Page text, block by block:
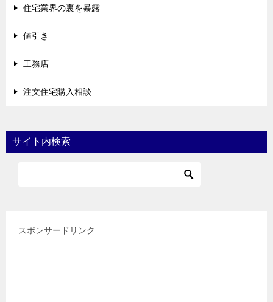
住宅業界の裏を暴露
値引き
工務店
注文住宅購入相談
サイト内検索
スポンサードリンク